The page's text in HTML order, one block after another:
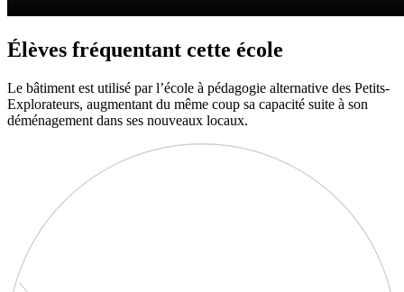
Élèves fréquentant cette école
Le bâtiment est utilisé par l’école à pédagogie alternative des Petits-
Explorateurs, augmentant du même coup sa capacité suite à son
déménagement dans ses nouveaux locaux.